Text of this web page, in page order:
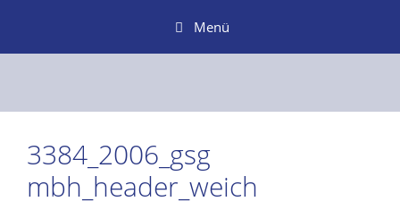
springen
Menü
3384_2006_gsg
mbh_header_weich